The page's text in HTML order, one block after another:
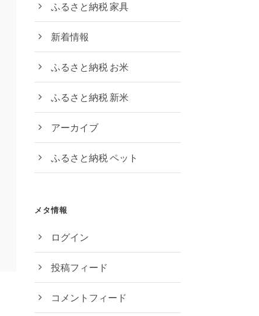
ふるさと納税 家具
新着情報
ふるさと納税 お米
ふるさと納税 新米
アーカイブ
ふるさと納税 ペット
メタ情報
ログイン
投稿フィード
コメントフィード